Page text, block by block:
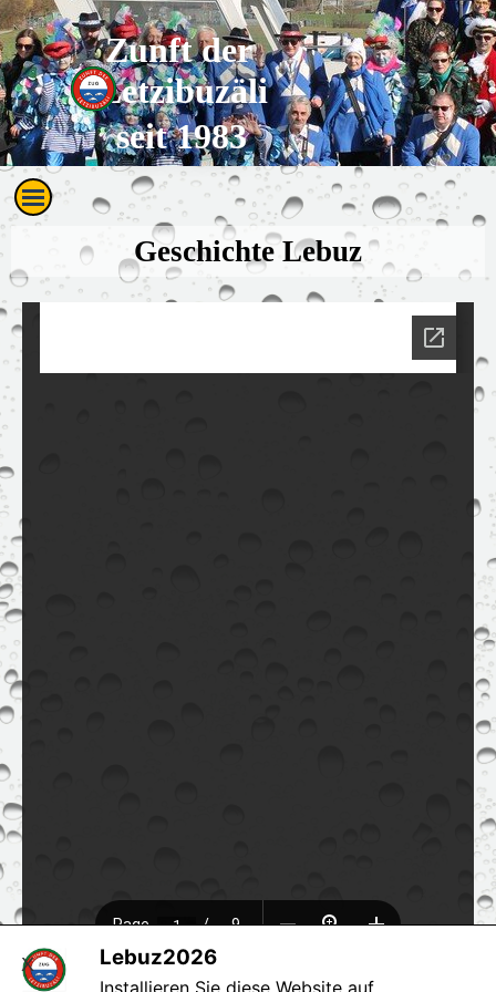
Direkt zum Seiteninhalt
Zunft der
Letzibuzäli
seit 1983
Menü überspringen
Geschichte Lebuz
Lebuz2026
Installieren Sie diese Website auf
X